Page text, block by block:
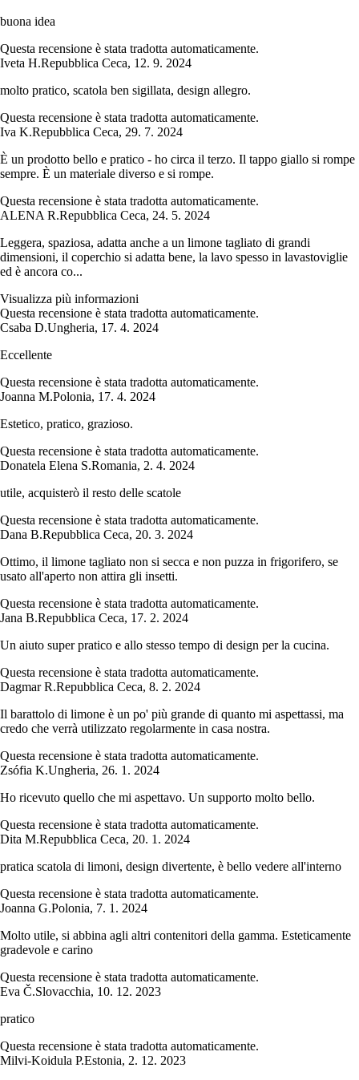
buona idea
Questa recensione è stata tradotta automaticamente.
Iveta H.Repubblica Ceca, 12. 9. 2024
molto pratico, scatola ben sigillata, design allegro.
Questa recensione è stata tradotta automaticamente.
Iva K.Repubblica Ceca, 29. 7. 2024
È un prodotto bello e pratico - ho circa il terzo. Il tappo giallo si rompe
sempre. È un materiale diverso e si rompe.
Questa recensione è stata tradotta automaticamente.
ALENA R.Repubblica Ceca, 24. 5. 2024
Leggera, spaziosa, adatta anche a un limone tagliato di grandi
dimensioni, il coperchio si adatta bene, la lavo spesso in lavastoviglie
ed è ancora co...
Visualizza più informazioni
Questa recensione è stata tradotta automaticamente.
Csaba D.Ungheria, 17. 4. 2024
Eccellente
Questa recensione è stata tradotta automaticamente.
Joanna M.Polonia, 17. 4. 2024
Estetico, pratico, grazioso.
Questa recensione è stata tradotta automaticamente.
Donatela Elena S.Romania, 2. 4. 2024
utile, acquisterò il resto delle scatole
Questa recensione è stata tradotta automaticamente.
Dana B.Repubblica Ceca, 20. 3. 2024
Ottimo, il limone tagliato non si secca e non puzza in frigorifero, se
usato all'aperto non attira gli insetti.
Questa recensione è stata tradotta automaticamente.
Jana B.Repubblica Ceca, 17. 2. 2024
Un aiuto super pratico e allo stesso tempo di design per la cucina.
Questa recensione è stata tradotta automaticamente.
Dagmar R.Repubblica Ceca, 8. 2. 2024
Il barattolo di limone è un po' più grande di quanto mi aspettassi, ma
credo che verrà utilizzato regolarmente in casa nostra.
Questa recensione è stata tradotta automaticamente.
Zsófia K.Ungheria, 26. 1. 2024
Ho ricevuto quello che mi aspettavo. Un supporto molto bello.
Questa recensione è stata tradotta automaticamente.
Dita M.Repubblica Ceca, 20. 1. 2024
pratica scatola di limoni, design divertente, è bello vedere all'interno
Questa recensione è stata tradotta automaticamente.
Joanna G.Polonia, 7. 1. 2024
Molto utile, si abbina agli altri contenitori della gamma. Esteticamente
gradevole e carino
Questa recensione è stata tradotta automaticamente.
Eva Č.Slovacchia, 10. 12. 2023
pratico
Questa recensione è stata tradotta automaticamente.
Milvi-Koidula P.Estonia, 2. 12. 2023